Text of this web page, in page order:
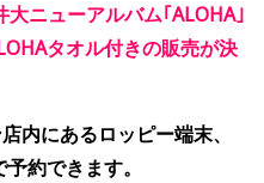
ニューアルバム｢ALOHA｣
タオル付きの販売が決
内にあるロッピー端末、
約できます。